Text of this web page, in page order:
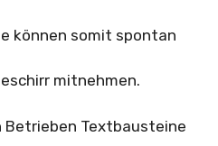
können somit spontan
mitnehmen.
Textbausteine